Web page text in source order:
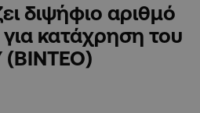
διψήφιο αριθμό
κατάχρηση του
(ΒΙΝΤΕΟ)